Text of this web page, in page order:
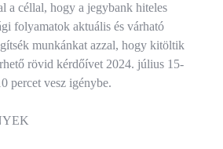
a céllal, hogy a jegybank hiteles
folyamatok aktuális és várható
munkánkat azzal, hogy kitöltik
rövid kérdőívet 2024. július 15-
percet vesz igénybe.